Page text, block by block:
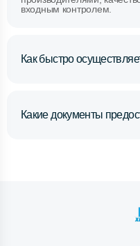
входным контролем.
Как быстро
Какие документы